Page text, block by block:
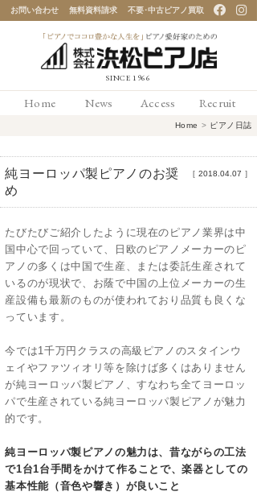
「ピアノでココロ豊かな
人生を」ピアノ愛好家の
ための 浜松ピアノ店
お問い合わせ 無料資料請求 不要･中古ピアノ買取
Home News Access Recruit
Home > ピアノ日誌
［ 2018.04.07 ］
純ヨーロッパ製ピアノのお奨
め
たびたびご紹介したように現在のピアノ業界は中
国中心で回っていて、日欧のピアノメーカーのピ
アノの多くは中国で生産、または委託生産されて
いるのが現状で、お蔭で中国の上位メーカーの生
産設備も最新のものが使われており品質も良くな
っています。
今では1千万円クラスの高級ピアノのスタインウ
ェイやファツィオリ等を除けば多くはありません
が純ヨーロッパ製ピアノ、すなわち全てヨーロッ
パで生産されている純ヨーロッパ製ピアノが魅力
的です。
純ヨーロッパ製ピアノの魅力は、昔ながらの工法
で1台1台手間をかけて作ることで、楽器としての
基本性能（音色や響き）が良いこと